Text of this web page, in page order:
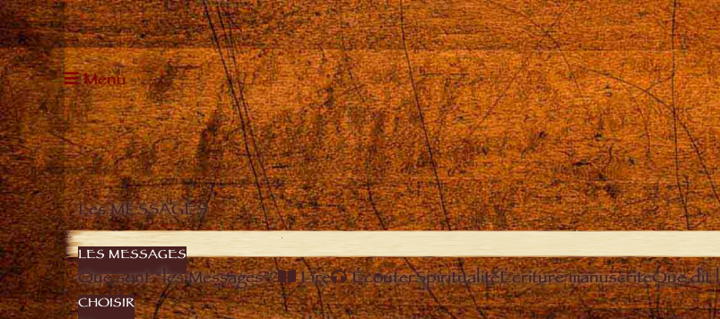
Menu
Les MESSAGES
LES MESSAGES
Que sont “les Messages”? Lire ÉcouterSpiritualitéÉcriture manuscriteQue dit
CHOISIR